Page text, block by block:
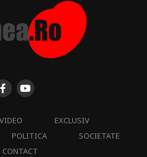
VIDEO
EXCLUSIV
POLITICA
SOCIETATE
CONTACT